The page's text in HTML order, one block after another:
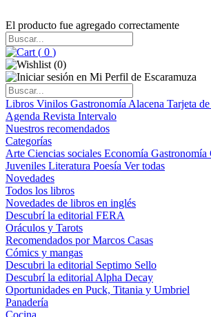
El producto fue agregado correctamente
( 0 )
(0)
Libros Vinilos Gastronomía Alacena Tarjeta
Agenda Revista Intervalo
Nuestros recomendados
Categorías
Arte Ciencias sociales Economía Gastronomía
Juveniles Literatura Poesía Ver todas
Novedades
Todos los libros
Novedades de libros en inglés
Descubrí la editorial FERA
Oráculos y Tarots
Recomendados por Marcos Casas
Cómics y mangas
Descubri la editorial Septimo Sello
Descubrí la editorial Alpha Decay
Oportunidades en Puck, Titania y Umbriel
Panadería
Cocina